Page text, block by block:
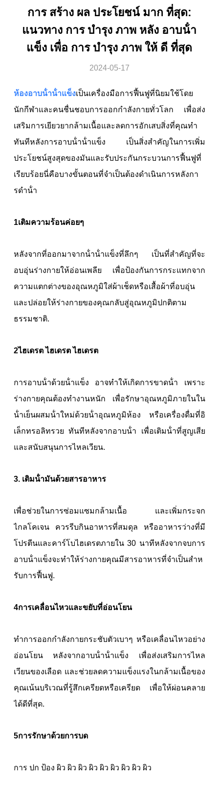
การ สร้าง ผล ประโยชน์ มาก ที่สุด:
แนวทาง การ บํารุง ภาพ หลัง อาบน้ํา
แข็ง เพื่อ การ บํารุง ภาพ ให้ ดี ที่สุด
2024-05-17
ห้องอาบน้ําน้ําแข็งเป็นเครื่องมือการฟื้นฟูที่นิยมใช้โดย
นักกีฬาและคนชื่นชอบการออกกําลังกายทั่วโลก เพื่อส่ง
เสริมการเยียวยากล้ามเนื้อและลดการอักเสบสิ่งที่คุณทํา
ทันทีหลังการอาบน้ําน้ําแข็ง เป็นสิ่งสําคัญในการเพิ่ม
ประโยชน์สูงสุดของมันและรับประกันกระบวนการฟื้นฟูที่
เรียบร้อยนี่คือบางขั้นตอนที่จําเป็นต้องดําเนินการหลังกา
รดําน้ํา
1เติมความร้อนค่อยๆ
หลังจากที่ออกมาจากน้ําน้ําแข็งที่ลึกๆ เป็นที่สําคัญที่จะ
อบอุ่นร่างกายให้อ่อนเพลีย เพื่อป้องกันการกระแทกจาก
ความแตกต่างของอุณหภูมิใส่ผ้าเช็ดหรือเสื้อผ้าที่อบอุ่น
และปล่อยให้ร่างกายของคุณกลับสู่อุณหภูมิปกติตาม
ธรรมชาติ.
2ไฮเดรต ไฮเดรต ไฮเดรต
การอาบน้ําด้วยน้ําแข็ง อาจทําให้เกิดการขาดน้ํา เพราะ
ร่างกายคุณต้องทํางานหนัก เพื่อรักษาอุณหภูมิภายในใน
น้ําเย็นผสมน้ําใหม่ด้วยน้ําอุณหภูมิห้อง หรือเครื่องดื่มที่อิ
เล็กทรอลิทรวย ทันทีหลังจากอาบน้ํา เพื่อเติมน้ําที่สูญเสีย
และสนับสนุนการไหลเวียน.
3. เติมน้ํามันด้วยสารอาหาร
เพื่อช่วยในการซ่อมแซมกล้ามเนื้อ และเพิ่มกระจก
ไกลโคเจน ควรรีบกินอาหารที่สมดุล หรืออาหารว่างที่มี
โปรตีนและคาร์โบไฮเดรตภายใน 30 นาทีหลังจากจบการ
อาบน้ําแข็งจะทําให้ร่างกายคุณมีสารอาหารที่จําเป็นสําห
รับการฟื้นฟู.
4การเคลื่อนไหวและขยับที่อ่อนโยน
ทําการออกกําลังกายกระชับตัวเบาๆ หรือเคลื่อนไหวอย่าง
อ่อนโยน หลังจากอาบน้ําน้ําแข็ง เพื่อส่งเสริมการไหล
เวียนของเลือด และช่วยลดความแข็งแรงในกล้ามเนื้อของ
คุณเน้นบริเวณที่รู้สึกเครียดหรือเครียด เพื่อให้ผ่อนคลาย
ได้ดีที่สุด.
5การรักษาด้วยการบด
การ ปก ป้อง ผิว ผิว ผิว ผิว ผิว ผิว ผิว ผิว ผิว